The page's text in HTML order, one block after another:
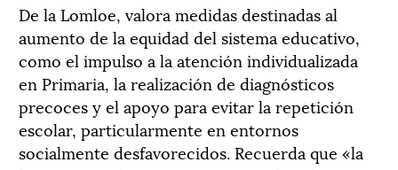
De la Lomloe, valora medidas destinadas al
aumento de la equidad del sistema educativo,
como el impulso a la atención individualizada
en Primaria, la realización de diagnósticos
precoces y el apoyo para evitar la repetición
escolar, particularmente en entornos
socialmente desfavorecidos. Recuerda que «la